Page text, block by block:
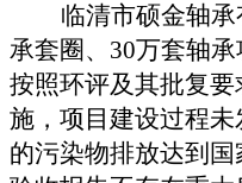
临清市硕金轴
承套圈、 30万套轴承
按照环评及其批复
施，项目建设过程
的污染物排放达到国